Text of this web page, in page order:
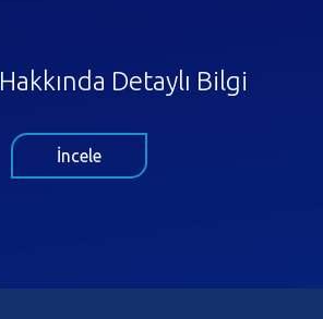
Hakkında Detaylı Bilgi
İncele